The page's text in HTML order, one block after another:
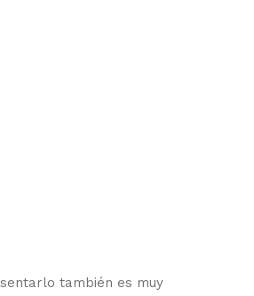
también es muy